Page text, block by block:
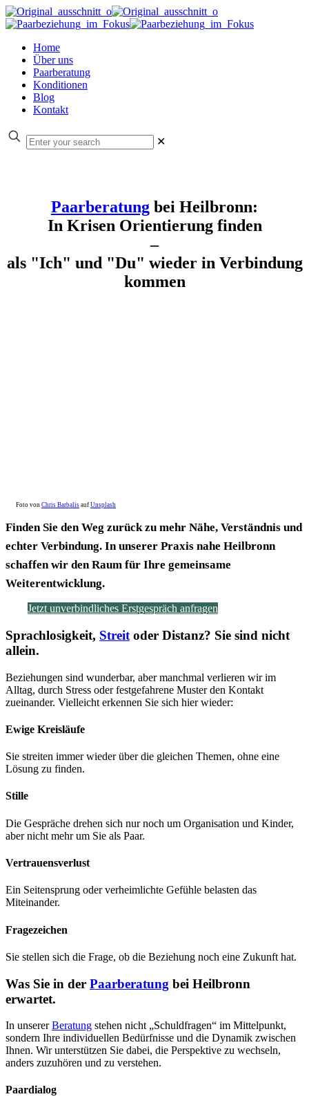
Home
Über uns
Paarberatung
Konditionen
Blog
Kontakt
✕
Paarberatung bei Heilbronn:
In Krisen Orientierung finden
–
als "Ich" und "Du" wieder in Verbindung
kommen
Foto von Chris Barbalis auf Unsplash
Finden Sie den Weg zurück zu mehr Nähe, Verständnis und
echter Verbindung. In unserer Praxis nahe Heilbronn
schaffen wir den Raum für Ihre gemeinsame
Weiterentwicklung.
Jetzt unverbindliches Erstgespräch anfragen
Sprachlosigkeit, Streit oder Distanz? Sie sind nicht
allein.
Beziehungen sind wunderbar, aber manchmal verlieren wir im
Alltag, durch Stress oder festgefahrene Muster den Kontakt
zueinander. Vielleicht erkennen Sie sich hier wieder:
Ewige Kreisläufe
Sie streiten immer wieder über die gleichen Themen, ohne eine
Lösung zu finden.
Stille
Die Gespräche drehen sich nur noch um Organisation und Kinder,
aber nicht mehr um Sie als Paar.
Vertrauensverlust
Ein Seitensprung oder verheimlichte Gefühle belasten das
Miteinander.
Fragezeichen
Sie stellen sich die Frage, ob die Beziehung noch eine Zukunft hat.
Was Sie in der Paarberatung bei Heilbronn
erwartet.
In unsererBeratung stehen nicht „Schuldfragen“ im Mittelpunkt,
sondern Ihre individuellen Bedürfnisse und die Dynamik zwischen
Ihnen. Wir unterstützen Sie dabei, die Perspektive zu wechseln,
anders zuzuhören und zu verstehen.
Paardialog